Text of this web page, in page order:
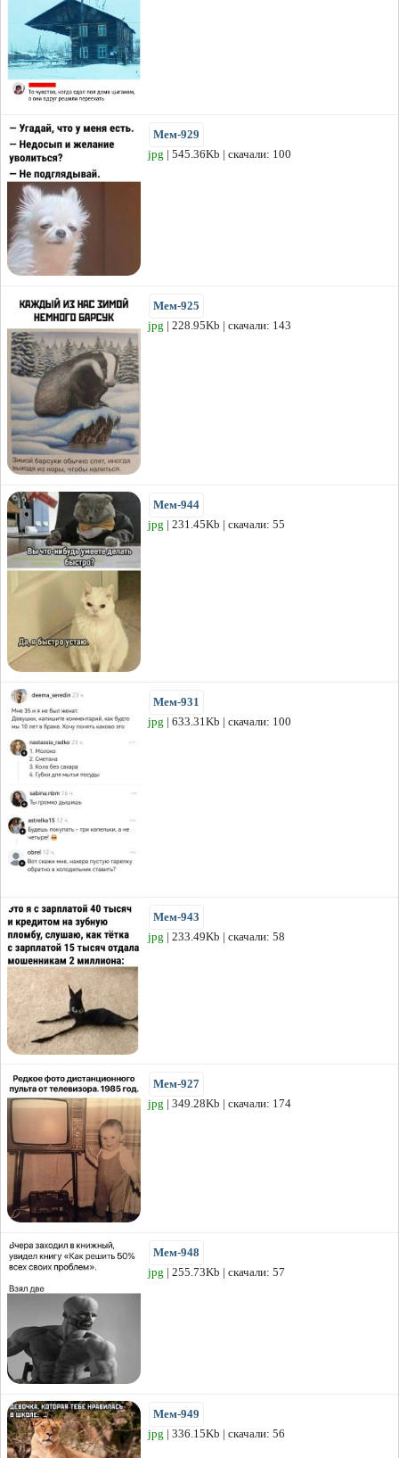
Мем-929
jpg | 545.36Kb | скачали: 100
Мем-925
jpg | 228.95Kb | скачали: 143
Мем-944
jpg | 231.45Kb | скачали: 55
Мем-931
jpg | 633.31Kb | скачали: 100
Мем-943
jpg | 233.49Kb | скачали: 58
Мем-927
jpg | 349.28Kb | скачали: 174
Мем-948
jpg | 255.73Kb | скачали: 57
Мем-949
jpg | 336.15Kb | скачали: 56